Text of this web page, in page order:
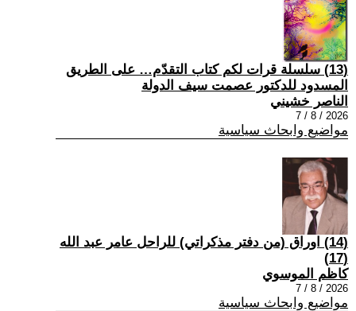
(13) سلسلة قرات لكم كتاب التقدّم… على الطريق
المسدود للدكتور عصمت سيف الدولة
الناصر خشيني
2026 / 8 / 7
مواضيع وابحاث سياسية
(14) اوراق (من دفتر مذكراتي) للراحل عامر عبد الله
(17)
كاظم الموسوي
2026 / 8 / 7
مواضيع وابحاث سياسية